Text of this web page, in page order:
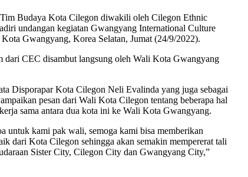
Budaya Kota Cilegon diwakili oleh Cilegon Ethnic
undangan kegiatan Gwangyang International Culture
Gwangyang, Korea Selatan, Jumat (24/9/2022).
dari CEC disambut langsung oleh Wali Kota Gwangyang
Disporapar Kota Cilegon Neli Evalinda yang juga sebagai
pesan dari Wali Kota Cilegon tentang beberapa hal
sama antara dua kota ini ke Wali Kota Gwangyang.
untuk kami pak wali, semoga kami bisa memberikan
dari Kota Cilegon sehingga akan semakin mempererat tali
Sister City, Cilegon City dan Gwangyang City,”